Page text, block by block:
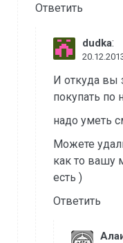
Ответить
dudka:
И откуда вы
покупать по
надо уметь
Можете
как то вашу
есть )
Ответить